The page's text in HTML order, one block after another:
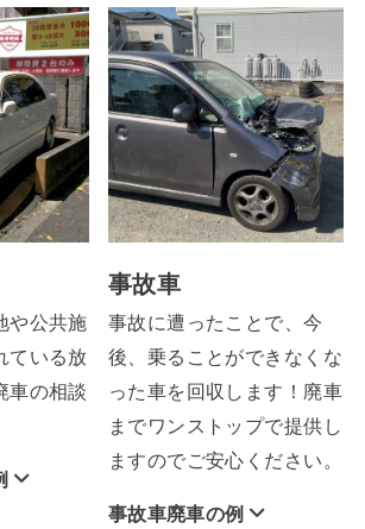
や公共施
ている放
車の相談
事故車
事故に遭ったことで、今
後、乗ることができなくな
った車を回収します！廃車
までワンストップで提供し
ますのでご安心ください。
事故車廃車の例